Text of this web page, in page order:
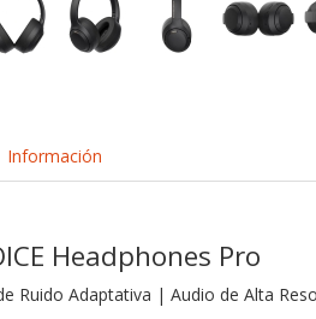
Información
Headphones Pro
Ruido Adaptativa | Audio de Alta